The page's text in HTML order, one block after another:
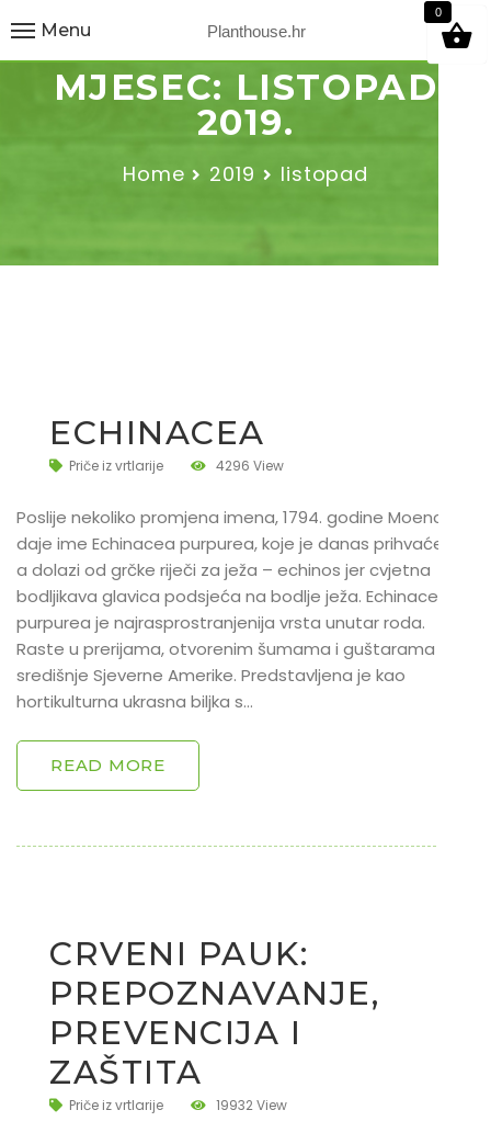
Planthouse.hr
Menu
9
MJESEC: LISTOPAD
2019.
Home 2019 listopad
ECHINACEA
Priče iz vrtlarije 4296 View
Poslije nekoliko promjena imena, 1794. godine Moench joj
daje ime Echinacea purpurea, koje je danas prihvaćeno,
a dolazi od grčke riječi za ježa – echinos jer cvjetna
bodljikava glavica podsjeća na bodlje ježa. Echinacea
purpurea je najrasprostranjenija vrsta unutar roda.
Raste u prerijama, otvorenim šumama i guštarama
središnje Sjeverne Amerike. Predstavljena je kao
hortikulturna ukrasna biljka s…
READ MORE
CRVENI PAUK:
PREPOZNAVANJE,
PREVENCIJA I
ZAŠTITA
Priče iz vrtlarije 19932 View
0